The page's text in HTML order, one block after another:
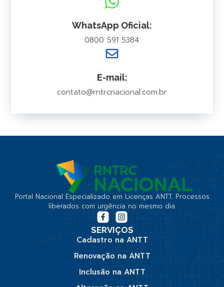
WhatsApp Oficial:
0800 591 5384
E-mail:
contato@rntrcnacional.com.br
Portal Nacional Especializado em Licenças ANTT. Processos
liberados com urgência no mesmo dia.
SERVIÇOS
Cadastro na ANTT
Renovação na ANTT
Inclusão na ANTT